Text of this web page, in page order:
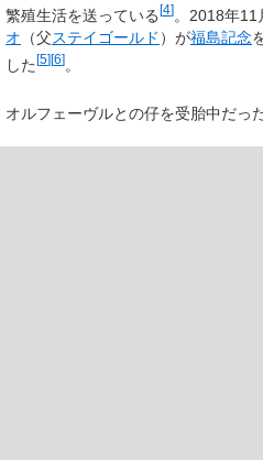
繁殖生活を送っている[4]。2018年11
オ （父ステイゴールド ）が福島記念
した [5][6] 。
オルフェーヴルとの仔を受胎中だっ